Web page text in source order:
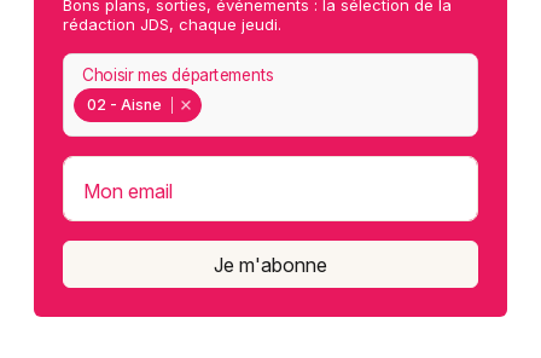
Bons plans, sorties, événements : la sélection de la
rédaction JDS, chaque jeudi.
02 - Aisne
Choisir mes départements
Mon email
Je m'abonne